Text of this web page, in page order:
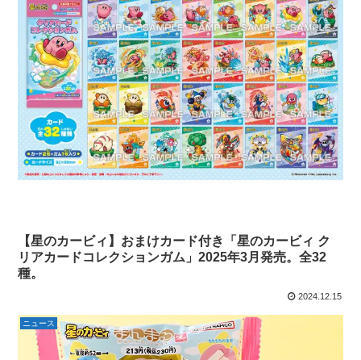
【星のカービィ】おまけカード付き「星のカービィ ク
リアカードコレクションガム」2025年3月発売。全32
種。
2024.12.15
ニュース